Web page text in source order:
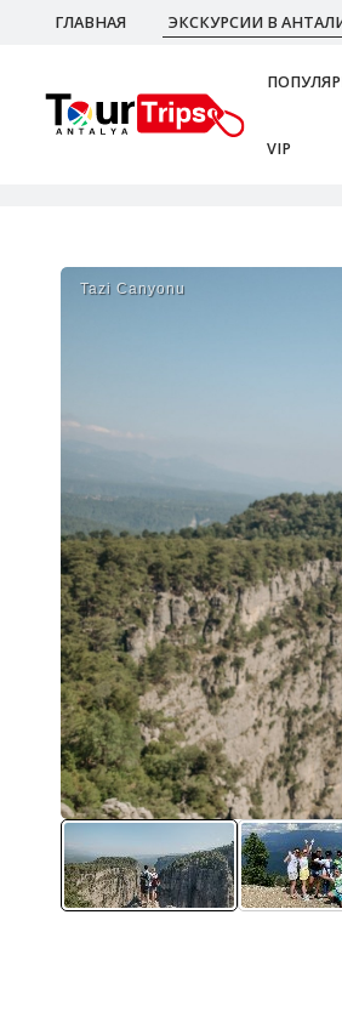
ГЛАВНАЯ ЭКСКУРСИИ В
VIP
Tazi Canyonu